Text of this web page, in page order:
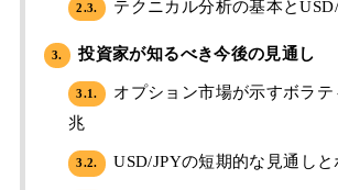
2.3. テクニカル分析の基本と
3. 投資家が知るべき今後の見通し
3.1.
オプション市場が示すボラ
兆
3.2. USD/JPYの短期的な見通しと